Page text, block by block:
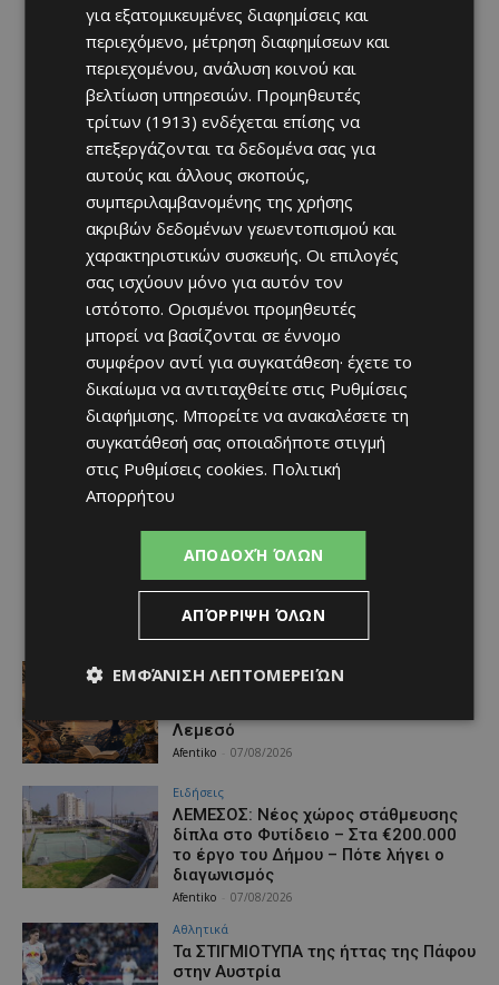
Ζωή & Style
Λεμεσό
Afentiko 07/08/2026
Ειδήσεις
ΛΕΜΕΣΟΣ: Νέος χώρος στάθμευσης
δίπλα στο Φυτίδειο – Στα €200.000
το έργο του Δήμου – Πότε λήγει ο
διαγωνισμός
Afentiko 07/08/2026
Αθλητικά
Τα ΣΤΙΓΜΙΟΤΥΠΑ της ήττας της Πάφου
στην Αυστρία
για εξατομικευμένες διαφημίσεις και
περιεχόμενο, μέτρηση διαφημίσεων και
περιεχομένου, ανάλυση κοινού και
βελτίωση υπηρεσιών. Προμηθευτές
τρίτων (1913) ενδέχεται επίσης να
επεξεργάζονται τα δεδομένα σας για
αυτούς και άλλους σκοπούς,
συμπεριλαμβανομένης της χρήσης
ακριβών δεδομένων γεωεντοπισμού και
χαρακτηριστικών συσκευής. Οι επιλογές
σας ισχύουν μόνο για αυτόν τον
ιστότοπο. Ορισμένοι προμηθευτές
μπορεί να βασίζονται σε έννομο
συμφέρον αντί για συγκατάθεση· έχετε το
δικαίωμα να αντιταχθείτε στις Ρυθμίσεις
διαφήμισης. Μπορείτε να ανακαλέσετε τη
συγκατάθεσή σας οποιαδήποτε στιγμή
στις Ρυθμίσεις cookies. Πολιτική
Απορρήτου
ΑΠΟΔΟΧΉ ΌΛΩΝ
ΑΠΌΡΡΙΨΗ ΌΛΩΝ
ΕΜΦΆΝΙΣΗ ΛΕΠΤΟΜΕΡΕΙΏΝ